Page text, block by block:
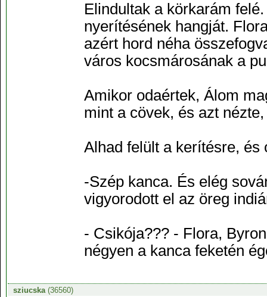
Elindultak a körkarám
nyerítésének hangját.
azért hord néha
város kocsmárosának a
Amikor odaértek, Álom
mint a cövek, és azt
Alhad felült a kerítésre, és
-Szép kanca. És elég
vigyorodott el az öreg
- Csikója??? - Flora,
négyen a kanca feketén
sziucska(36560)